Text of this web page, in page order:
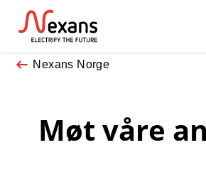
Nexans Norge
Møt våre